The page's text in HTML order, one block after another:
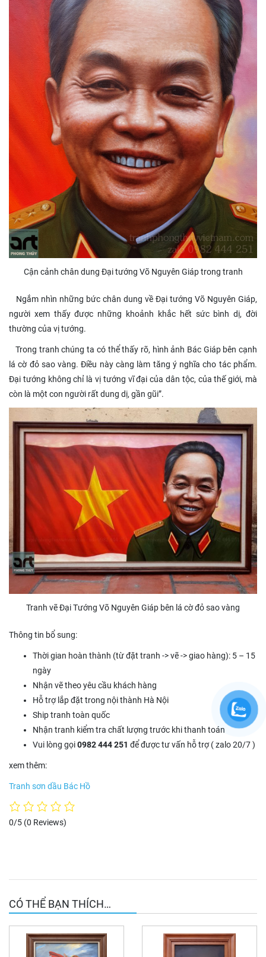
Cận cảnh chân dung Đại tướng Võ Nguyên Giáp trong tranh
Ngắm nhìn những bức chân dung về Đại tướng Võ Nguyên Giáp,
người xem thấy được những khoảnh khắc hết sức bình dị, đời
thường của vị tướng.
Trong tranh chúng ta có thể thấy rõ, hình ảnh Bác Giáp bên cạnh
lá cờ đỏ sao vàng. Điều này càng làm tăng ý nghĩa cho tác phẩm.
Đại tướng không chỉ là vị tướng vĩ đại của dân tộc, của thế giới, mà
còn là một con người rất dung dị, gần gũi”.
Tranh vẽ Đại Tướng Võ Nguyên Giáp bên lá cờ đỏ sao vàng
Thông tin bổ sung:
Thời gian hoàn thành (từ đặt tranh -> vẽ -> giao hàng): 5 – 15
ngày
Nhận vẽ theo yêu cầu khách hàng
Hỗ trợ lắp đặt trong nội thành Hà Nội
Ship tranh toàn quốc
Nhận tranh kiểm tra chất lượng trước khi thanh toán
Vui lòng gọi0982 444 251 để được tư vấn hỗ trợ ( zalo 20/7 )
xem thêm:
Tranh sơn dầu Bác Hồ
0/5 (0 Reviews)
CÓ THỂ BẠN THÍCH…